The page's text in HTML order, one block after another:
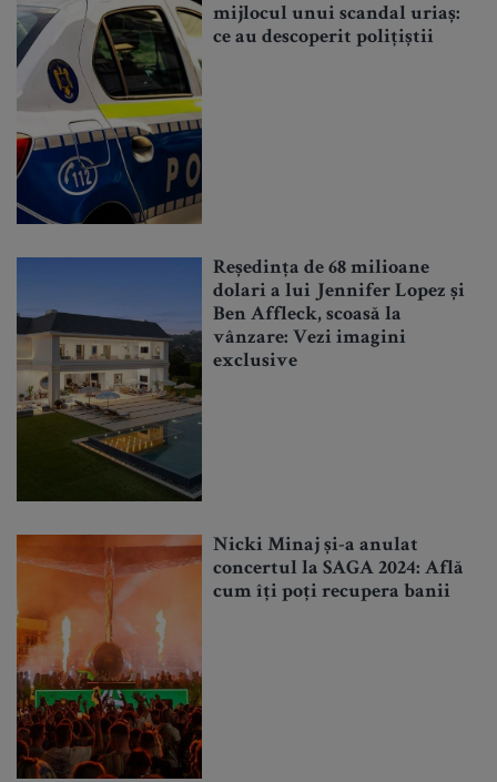
mijlocul unui scandal uriaș:
ce au descoperit polițiștii
Reședința de 68 milioane
dolari a lui Jennifer Lopez și
Ben Affleck, scoasă la
vânzare: Vezi imagini
exclusive
Nicki Minaj și-a anulat
concertul la SAGA 2024: Află
cum îți poți recupera banii